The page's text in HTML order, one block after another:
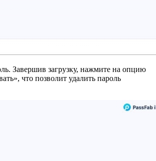
Завершив загрузку, нажмите на опцию
что позволит удалить пароль